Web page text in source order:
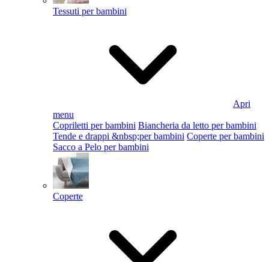
Tessuti per bambini
Apri
menu
Copriletti per bambini Biancheria da letto per bambini
Tende e drappi &nbsp;per bambini Coperte per bambini
Sacco a Pelo per bambini
Coperte